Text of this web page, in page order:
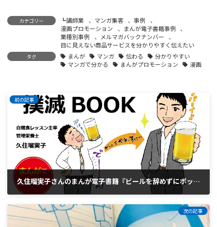
カテゴリー ┗講師業 、 マンガ集客 、事例
、
漫画プロモーション
、 まんが電子書籍事例
、
業種別事例
、 メルマガバックナンバー
、
目に見えない商品サービスを分かりやすく伝えたい
タグ まんが マンガ 伝わる
分かりやすい
マンガで分かる
まんがプロモーション 漫画
前の記事
久住瑠実子さんのまんが電子書籍『ビールを辞めずにポッコリお腹撲滅BOOK』
2019年7月26日
次の記事